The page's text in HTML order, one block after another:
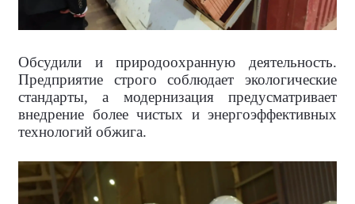
Обсудили и природоохранную деятельность.
Предприятие строго соблюдает экологические
стандарты, а модернизация предусматривает
внедрение более чистых и энергоэффективных
технологий обжига.